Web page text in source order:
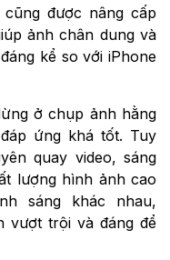
được nâng cấp
ảnh chân dung và
kể so với iPhone
ở chụp ảnh hằng
ứng khá tốt. Tuy
quay video, sáng
lượng hình ảnh cao
sáng khác nhau,
vượt trội và đáng để